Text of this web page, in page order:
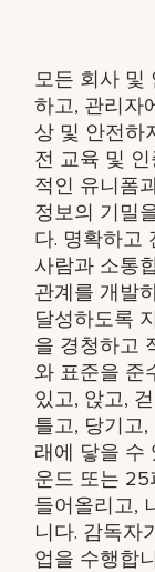
모든 회사 및
하고, 관리자
상 및 안전하
전 교육 및
적인 유니폼
정보의 기밀
다. 명확하고
사람과 소통
관계를 개발
달성하도록
을 경청하고
와 표준을 준
있고, 앉고,
틀고, 당기고
래에 닿을 수
운드 또는 25
들어올리고,
니다. 감독자
업을 수행합